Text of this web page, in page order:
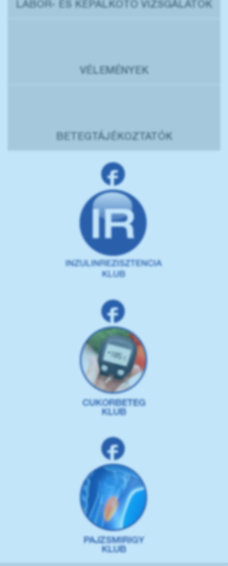
LABOR- ÉS KÉPALKOTÓ VIZSGÁLATOK
VÉLEMÉNYEK
BETEGTÁJÉKOZTATÓK